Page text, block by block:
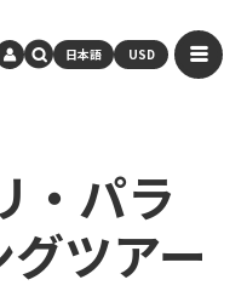
日本語 USD
・パラ
ツアー